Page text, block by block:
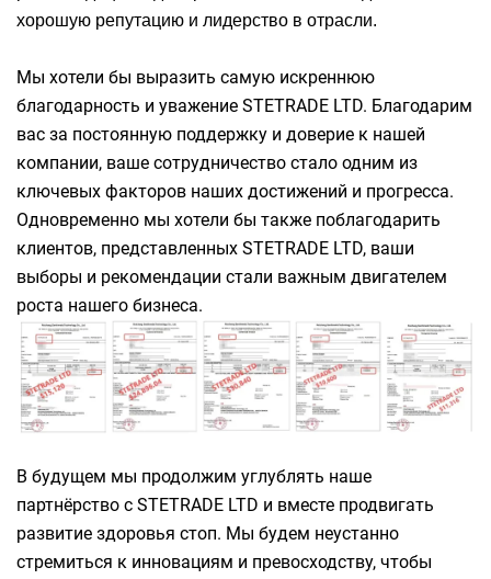
хорошую репутацию и лидерство в отрасли.
Мы хотели бы выразить самую искреннюю
благодарность и уважение STETRADE LTD. Благодарим
вас за постоянную поддержку и доверие к нашей
компании, ваше сотрудничество стало одним из
ключевых факторов наших достижений и прогресса.
Одновременно мы хотели бы также поблагодарить
клиентов, представленных STETRADE LTD, ваши
выборы и рекомендации стали важным двигателем
роста нашего бизнеса.
В будущем мы продолжим углублять наше
партнёрство с STETRADE LTD и вместе продвигать
развитие здоровья стоп. Мы будем неустанно
стремиться к инновациям и превосходству, чтобы